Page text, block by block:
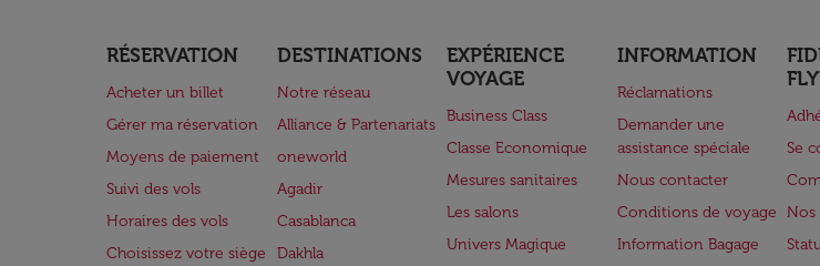
RÉSERVATION
Acheter un billet
Gérer ma réservation
Moyens de paiement
Suivi des vols
Horaires des vols
Choisissez votre siège
DESTINATIONS
Notre réseau
Alliance & Partenariats
oneworld
Agadir
Casablanca
Dakhla
EXPÉRIENCE
VOYAGE
Business Class
Classe Economique
Mesures sanitaires
Les salons
Univers Magique
INFORMATION
Réclamations
Demander une
assistance spéciale
Nous contacter
Conditions de voyage
Information Bagage
Se
Nos